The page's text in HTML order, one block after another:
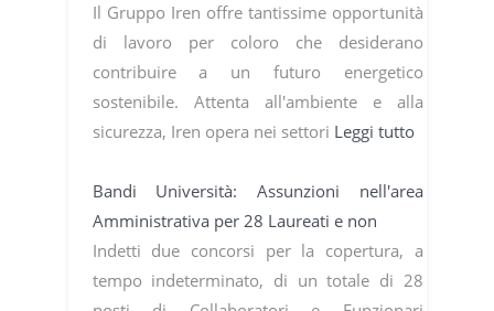
Il Gruppo Iren offre tantissime opportunità
di lavoro per coloro che desiderano
contribuire a un futuro energetico
sostenibile. Attenta all'ambiente e alla
sicurezza, Iren opera nei settori Leggi tutto
Bandi Università: Assunzioni nell'area
Amministrativa per 28 Laureati e non
Indetti due concorsi per la copertura, a
tempo indeterminato, di un totale di 28